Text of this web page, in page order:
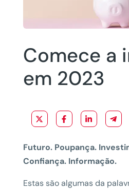
Comece a
em 2023
Futuro. Poupança.
Confiança. Informação.
Estas são algumas da